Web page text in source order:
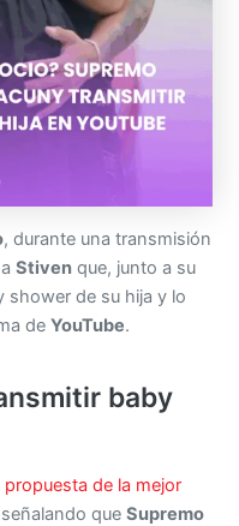
, durante una transmisión
aStiven que, junto a su
shower de su hija y lo
deYouTube.
baby
de la mejor
queSupremo